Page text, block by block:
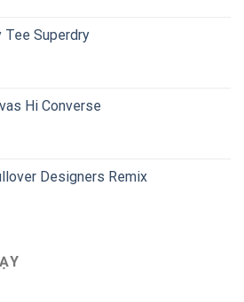
300 ₫
Tee Superdry
Hi Converse
Designers Remix